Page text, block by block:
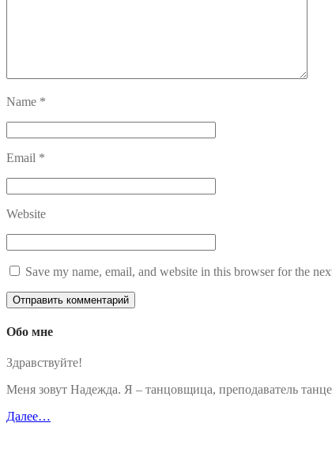
Name *
Email *
Website
Save my name, email, and website in this browser for the
Обо мне
Здравствуйте!
Меня зовут Надежда. Я – танцовщица, преподаватель
Далее…